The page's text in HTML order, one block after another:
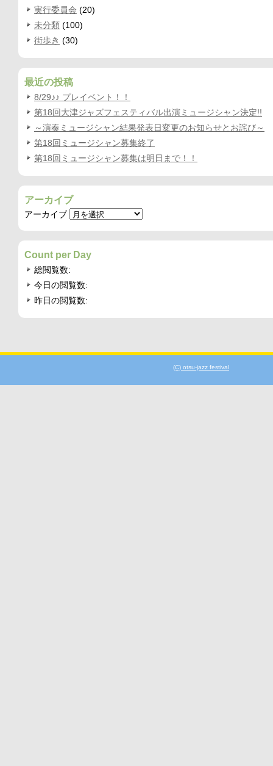
実行委員会 (20)
未分類 (100)
街歩き (30)
最近の投稿
8/29♪♪ プレイベント！！
第18回大津ジャズフェスティバル出演ミュージシャン決定!!
～演奏ミュージシャン結果発表日変更のお知らせとお詫び～
第18回ミュージシャン募集終了
第18回ミュージシャン募集は明日まで！！
アーカイブ
アーカイブ
Count per Day
総閲覧数:
今日の閲覧数:
昨日の閲覧数:
(C) otsu-jazz festival